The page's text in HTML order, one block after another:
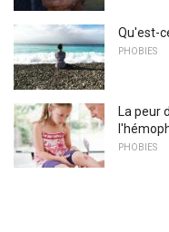
Qu'est-
PHOBIES
La peur
PHOBIES